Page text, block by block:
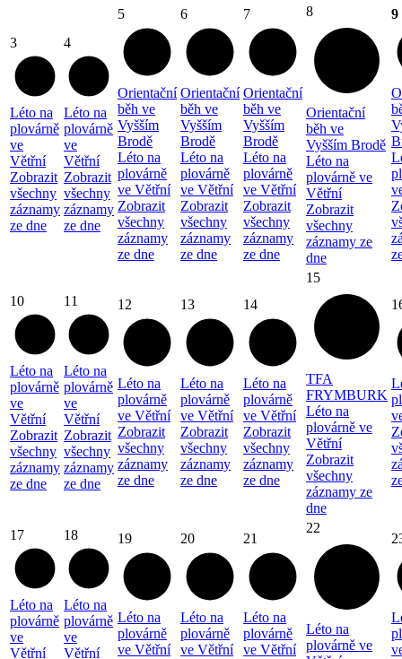
3
Léto na
plovárně
ve
Větřní
Zobrazit
všechny
záznamy
ze dne
4
Léto na
plovárně
ve
Větřní
Zobrazit
všechny
záznamy
ze dne
5
Orientační
běh ve
Vyšším
Brodě
Léto na
plovárně
ve Větřní
Zobrazit
všechny
záznamy
ze dne
6
Orientační
běh ve
Vyšším
Brodě
Léto na
plovárně
ve Větřní
Zobrazit
všechny
záznamy
ze dne
7
Orientační
běh ve
Vyšším
Brodě
Léto na
plovárně
ve Větřní
Zobrazit
všechny
záznamy
ze dne
8
Orientační
běh ve
Vyšším Brodě
Léto na
plovárně ve
Větřní
Zobrazit
všechny
záznamy ze
dne
9
10
Léto na
plovárně
ve
Větřní
Zobrazit
všechny
záznamy
ze dne
11
Léto na
plovárně
ve
Větřní
Zobrazit
všechny
záznamy
ze dne
12
Léto na
plovárně
ve Větřní
Zobrazit
všechny
záznamy
ze dne
13
Léto na
plovárně
ve Větřní
Zobrazit
všechny
záznamy
ze dne
14
Léto na
plovárně
ve Větřní
Zobrazit
všechny
záznamy
ze dne
15
TFA
FRYMBURK
Léto na
plovárně ve
Větřní
Zobrazit
všechny
záznamy ze
dne
17
Léto na
plovárně
ve
Větřní
18
Léto na
plovárně
ve
Větřní
19
Léto na
plovárně
ve Větřní
20
Léto na
plovárně
ve Větřní
21
Léto na
plovárně
ve Větřní
22
Léto na
plovárně ve